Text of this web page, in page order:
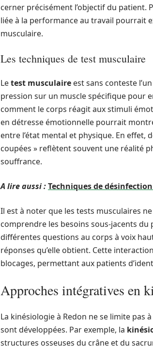
cerner précisément l’objectif du
liée à la performance au travail pourrait
musculaire.
Les techniques de test musculaire
Letest musculaire est sans conteste
pression sur un muscle spécifique pour
comment le corps réagit aux stimuli
en détresse émotionnelle pourrait
entre l’état mental et physique. En effet,
coupées » reflètent souvent une réalité
souffrance.
A lire aussi :Techniques de
Il est à noter que les tests musculaires
comprendre les besoins sous-jacents du
différentes questions au corps à voix
réponses qu’elle obtient. Cette
blocages, permettant aux patients
Approches intégratives en
La kinésiologie à Redon ne se limite pas
sont développées. Par exemple, la
structures osseuses du crâne et du